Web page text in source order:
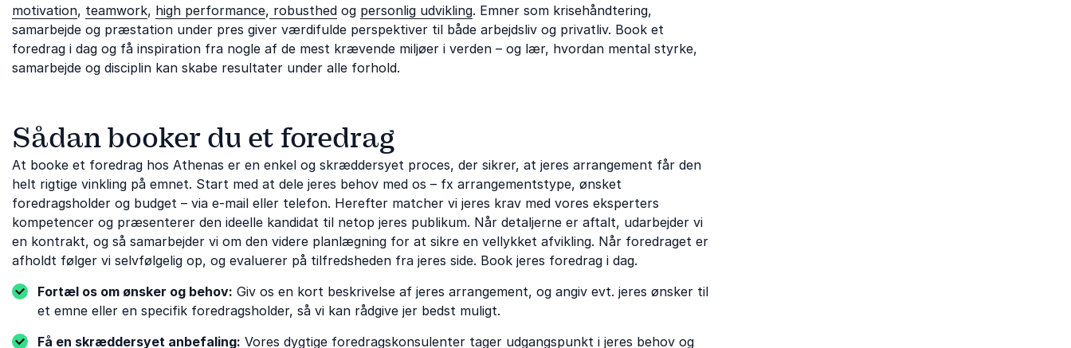
motivation, teamwork, high performance, robusthed og personlig udvikling. Emner som krisehåndtering,
samarbejde og præstation under pres giver værdifulde perspektiver til både arbejdsliv og privatliv. Book et
foredrag i dag og få inspiration fra nogle af de mest krævende miljøer i verden – og lær, hvordan mental styrke,
samarbejde og disciplin kan skabe resultater under alle forhold.
Sådan booker du et foredrag
At booke et foredrag hos Athenas er en enkel og skræddersyet proces, der sikrer, at jeres arrangement får den
helt rigtige vinkling på emnet. Start med at dele jeres behov med os – fx arrangementstype, ønsket
foredragsholder og budget – via e-mail eller telefon. Herefter matcher vi jeres krav med vores eksperters
kompetencer og præsenterer den ideelle kandidat til netop jeres publikum. Når detaljerne er aftalt, udarbejder vi
en kontrakt, og så samarbejder vi om den videre planlægning for at sikre en vellykket afvikling. Når foredraget er
afholdt følger vi selvfølgelig op, og evaluerer på tilfredsheden fra jeres side. Book jeres foredrag i dag.
Fortæl os om ønsker og behov: Giv os en kort beskrivelse af jeres arrangement, og angiv evt. jeres ønsker til
et emne eller en specifik foredragsholder, så vi kan rådgive jer bedst muligt.
Få en skræddersyet anbefaling: Vores dygtige foredragskonsulenter tager udgangspunkt i jeres behov og